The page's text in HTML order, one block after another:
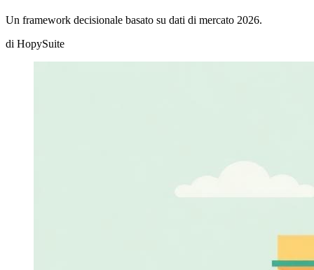
Un framework decisionale basato su dati di mercato 2026.
di HopySuite